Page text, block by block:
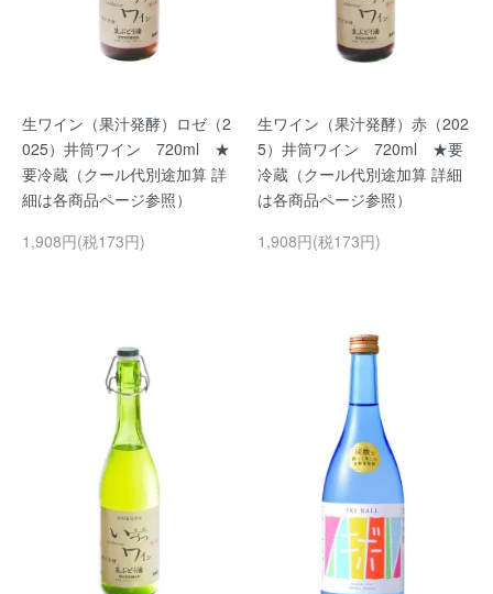
生ワイン（果汁発酵）ロゼ（2
025）井筒ワイン 720ml ★
要冷蔵（クール代別途加算 詳
細は各商品ページ参照）
1,908円(税173円)
生ワイン（果汁発酵）赤（202
5）井筒ワイン 720ml ★要
冷蔵（クール代別途加算 詳細
は各商品ページ参照）
1,908円(税173円)